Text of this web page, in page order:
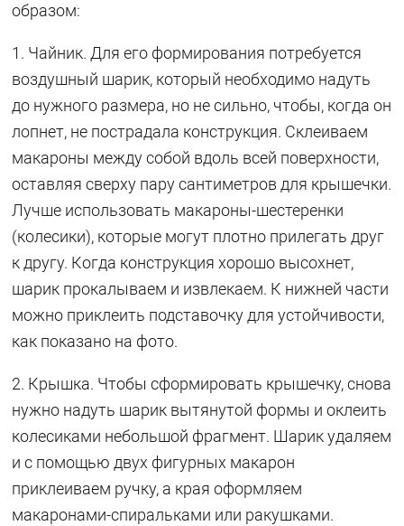
образом:
1. Чайник. Для его формирования потребуется
воздушный шарик, который необходимо надуть
до нужного размера, но не сильно, чтобы, когда он
лопнет, не пострадала конструкция. Склеиваем
макароны между собой вдоль всей поверхности,
оставляя сверху пару сантиметров для крышечки.
Лучше использовать макароны-шестеренки
(колесики), которые могут плотно прилегать друг
к другу. Когда конструкция хорошо высохнет,
шарик прокалываем и извлекаем. К нижней части
можно приклеить подставочку для устойчивости,
как показано на фото.
2. Крышка. Чтобы сформировать крышечку, снова
нужно надуть шарик вытянутой формы и оклеить
колесиками небольшой фрагмент. Шарик удаляем
и с помощью двух фигурных макарон
приклеиваем ручку, а края оформляем
макаронами-спиральками или ракушками.